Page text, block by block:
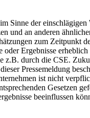
Sinne der
und an anderen
zum Zeitpunkt
Ergebnisse
z.B. durch die CSE.
Pressemeldung
ist nicht
Gesetzen
beeinflussen